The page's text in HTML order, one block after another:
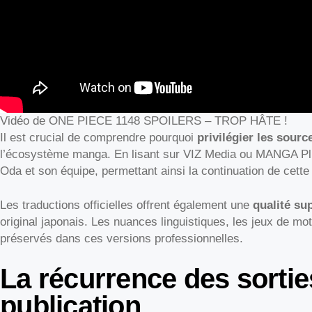
Vidéo de ONE PIECE 1148 SPOILERS – TROP HÂTE !
Il est crucial de comprendre pourquoi privilégier les
l’écosystème manga. En lisant sur VIZ Media ou MANGA
Oda et son équipe, permettant ainsi la continuation de
Les traductions officielles offrent également une qualité
original japonais. Les nuances linguistiques, les jeux de
préservés dans ces versions professionnelles.
La récurrence des
publication